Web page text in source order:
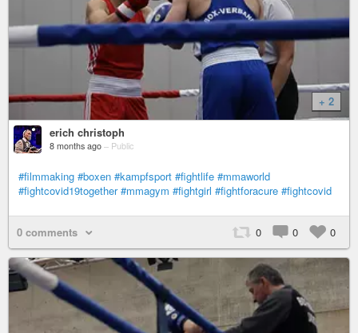
+ 2
erich christoph
8 months ago – Public
#filmmaking #boxen #kampfsport #fightlife #mmaworld
#fightcovid19together #mmagym #fightgirl #fightforacure #fightcovid
0 comments 0 0 0